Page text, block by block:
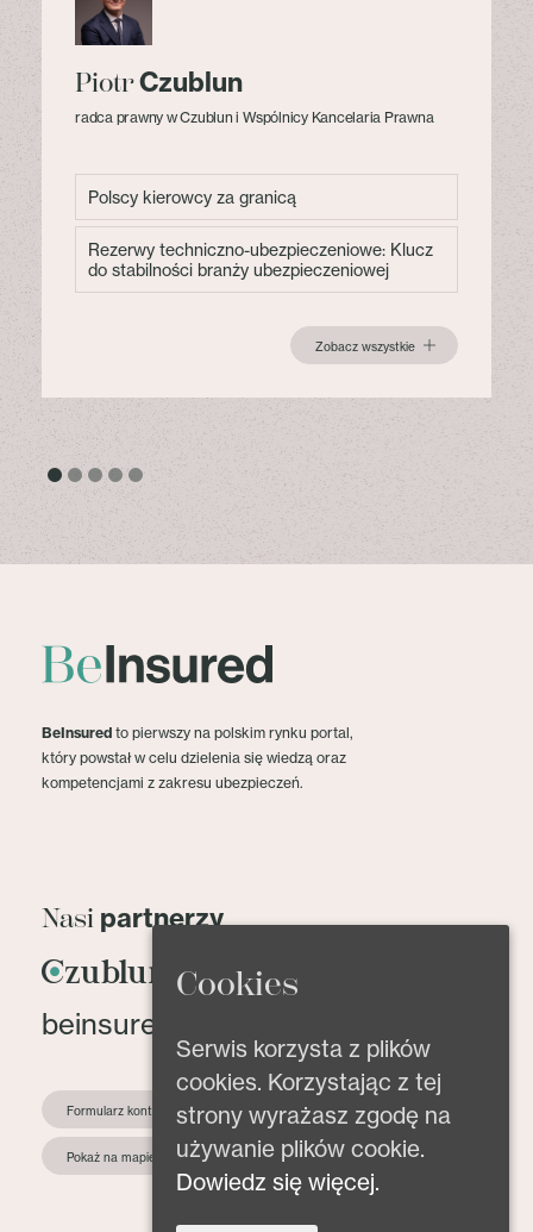
PiotrCzublun
radca prawny w Czublun i Wspólnicy Kancelaria Prawna
Polscy kierowcy za granicą
Rezerwy techniczno-ubezpieczeniowe: Klucz
do stabilności branży ubezpieczeniowej
Zobacz wszystkie
BeInsured to pierwszy na polskim rynku portal,
który powstał w celu dzielenia się wiedzą oraz
kompetencjami z zakresu ubezpieczeń.
Nasi partnerzy
beinsured@beinsured.pl
Formularz kontaktowy
Pokaż na mapie
Cookies
Serwis korzysta z plików
cookies. Korzystając z tej
strony wyrażasz zgodę na
używanie plików cookie.
Dowiedz się więcej.